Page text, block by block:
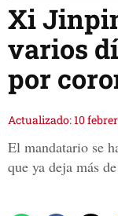
Xi
varios
por
Actualizado: 10
El mandatario se
que ya deja más